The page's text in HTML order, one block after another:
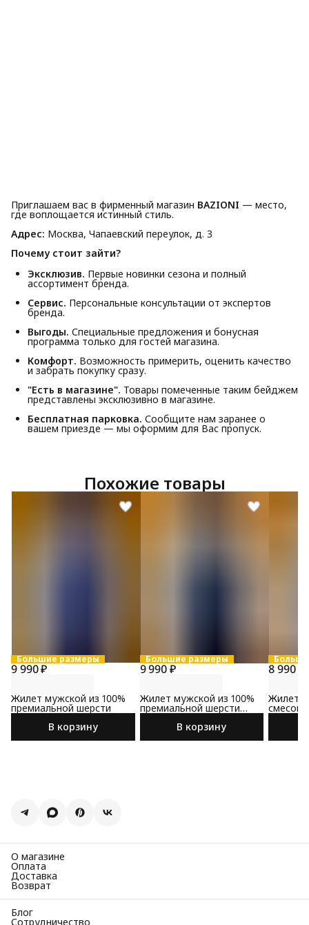
Приглашаем вас в фирменный магазин BAZIONI — место,
где воплощается истинный стиль.
Адрес: Москва, Чапаевский переулок, д. 3
Почему стоит зайти?
Эксклюзив. Первые новинки сезона и полный
ассортимент бренда.
Сервис. Персональные консультации от экспертов
бренда.
Выгоды. Специальные предложения и бонусная
программа только для гостей магазина.
Комфорт. Возможность примерить, оценить качество
и забрать покупку сразу.
"Есть в магазине". Товары помеченные таким бейджем
представлены эксклюзивно в магазине.
Бесплатная парковка. Сообщите нам заранее о
вашем приезде — мы оформим для Вас пропуск.
Похожие товары
Большие размеры
9 990 ₽
Жилет мужской из 100%
премиальной шерсти
В корзину
Большие размеры
9 990 ₽
Жилет мужской из 100%
премиальной шерсти
черного цвета
В корзину
8 990 ₽
Жилет
синего
О магазине
Оплата
Доставка
Возврат
Блог
Сотрудничество